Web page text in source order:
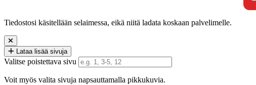
Tiedostosi käsitellään selaimessa, eikä niitä ladata koskaan palvelimelle.
Lataa lisää sivuja
Valitse poistettava sivu
Voit myös valita sivuja napsauttamalla pikkukuvia.